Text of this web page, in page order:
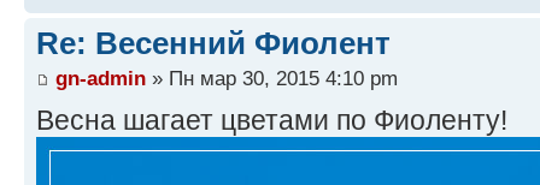
Re: Весенний Фиолент
gn-admin » Пн мар 30, 2015 4:10 pm
Весна шагает цветами по Фиоленту!